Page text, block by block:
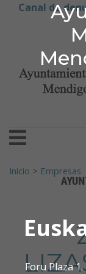
Foru Plaza
Ir al contenido
Canal de
Buscar:
Inicio > Empresas